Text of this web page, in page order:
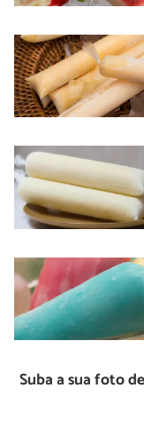
Suba a sua foto de